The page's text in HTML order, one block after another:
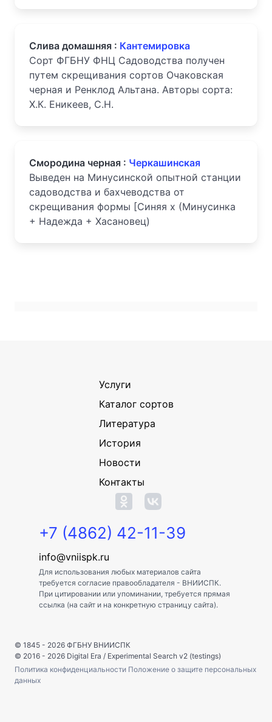
Слива домашняя : Кантемировка
Сорт ФГБНУ ФНЦ Садоводства получен
путем скрещивания сортов Очаковская
черная и Ренклод Альтана. Авторы сорта:
Х.К. Еникеев, С.Н.
Смородина черная : Черкашинская
Выведен на Минусинской опытной станции
садоводства и бахчеводства от
скрещивания формы [Синяя х (Минусинка
+ Надежда + Хасановец)
Услуги
Каталог сортов
Литература
История
Новости
Контакты
+7 (4862) 42-11-39
info@vniispk.ru
Для использования любых материалов сайта
требуется согласие правообладателя - ВНИИСПК.
При цитировании или упоминании, требуется прямая
ссылка (на сайт и на конкретную страницу сайта).
© 1845 - 2026 ФГБНУ ВНИИСПК
© 2016 - 2026 Digital Era / Experimental Search v2 (testings)
Политика конфиденциальности Положение о защите персональных
данных